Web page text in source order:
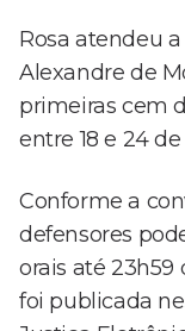
Rosa atendeu
Alexandre de
primeiras cem
entre 18 e 24
Conforme a
defensores
orais até 23h59
foi publicada